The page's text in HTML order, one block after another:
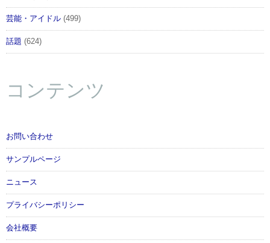
芸能・アイドル (499)
話題 (624)
コンテンツ
お問い合わせ
サンプルページ
ニュース
プライバシーポリシー
会社概要